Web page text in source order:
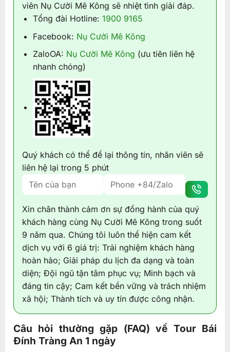
viên Nụ Cười Mê Kông sẽ nhiệt tình giải đáp.
Tổng đài Hotline: 1900 9165
Facebook: Nụ Cười Mê Kông
ZaloOA: Nụ Cười Mê Kông (ưu tiên liên hệ
nhanh chóng)
Quý khách có thể để lại thông tin, nhân viên sẽ
liên hệ lại trong 5 phút
Xin chân thành cảm ơn sự đồng hành của quý
khách hàng cùng Nụ Cười Mê Kông trong suốt
9 năm qua. Chúng tôi luôn thể hiện cam kết
dịch vụ với 6 giá trị: Trải nghiệm khách hàng
hoàn hảo; Giải pháp du lịch đa dạng và toàn
diện; Đội ngũ tận tâm phục vụ; Minh bạch và
đáng tin cậy; Cam kết bền vững và trách nhiệm
xã hội; Thành tích và uy tín được công nhận.
Câu hỏi thường gặp (FAQ) về Tour Bái
Đính Tràng An 1 ngày